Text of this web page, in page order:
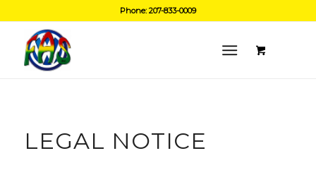
Phone: 207-833-0009
LEGAL NOTICE